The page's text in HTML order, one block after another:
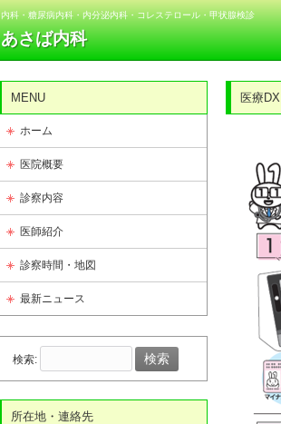
内科・糖尿病内科・内分泌内科・コレステロール・甲状腺検診
あさば内科
MENU
ホーム
医院概要
診察内容
医師紹介
診察時間・地図
最新ニュース
医療DX
検索:
所在地・連絡先